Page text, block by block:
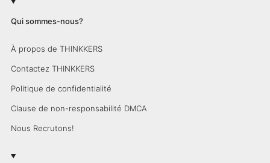
Qui sommes-nous?
À propos de THINKKERS
Contactez THINKKERS
Politique de confidentialité
Clause de non-responsabilité DMCA
Nous Recrutons!